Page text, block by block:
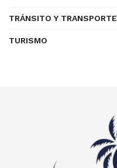
TRÁNSITO Y TRANSPORTE
TURISMO